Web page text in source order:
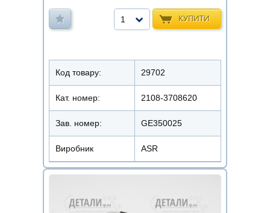
КУПИТИ
1
Код товару: 29702
Кат. номер: 2108-3708620
Зав. номер: GE350025
Виробник ASR